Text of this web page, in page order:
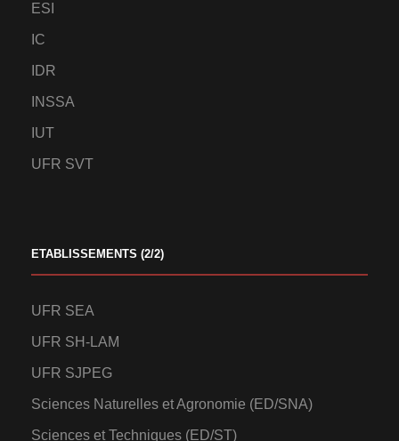
ESI
IC
IDR
INSSA
IUT
UFR SVT
ETABLISSEMENTS (2/2)
UFR SEA
UFR SH-LAM
UFR SJPEG
Sciences Naturelles et Agronomie (ED/SNA)
Sciences et Techniques (ED/ST)